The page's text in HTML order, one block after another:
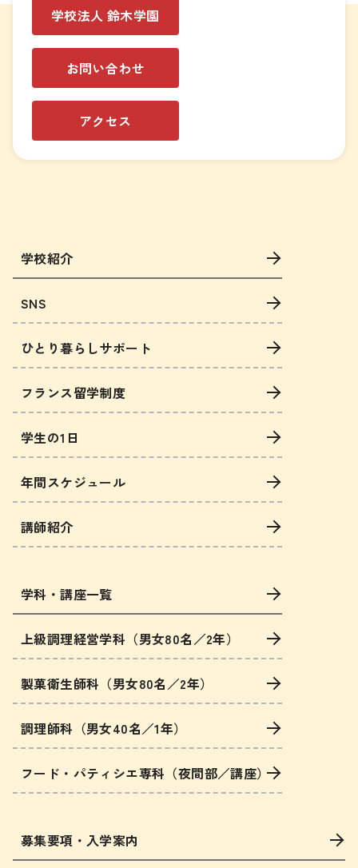
学校法人 鈴木学園
お問い合わせ
アクセス
学校紹介
SNS
ひとり暮らしサポート
フランス留学制度
学生の1日
年間スケジュール
講師紹介
学科・講座一覧
上級調理経営学科（男女80名／2年）
製菓衛生師科（男女80名／2年）
調理師科（男女40名／1年）
フード・パティシエ専科（夜間部／講座）
募集要項・入学案内